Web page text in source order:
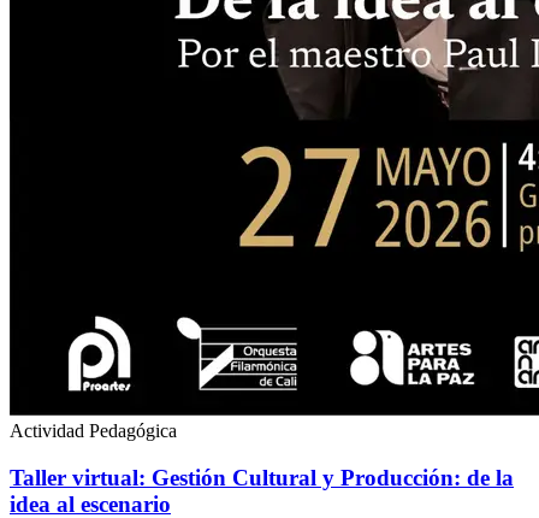
Actividad Pedagógica
Taller virtual: Gestión Cultural y Producción: de la
idea al escenario